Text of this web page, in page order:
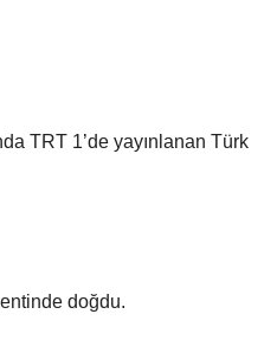
TRT 1’de yayınlanan Türk
doğdu.